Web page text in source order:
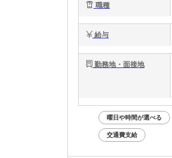
職種
給与
勤務地・面接地
曜日や時間が選べる
交通費支給